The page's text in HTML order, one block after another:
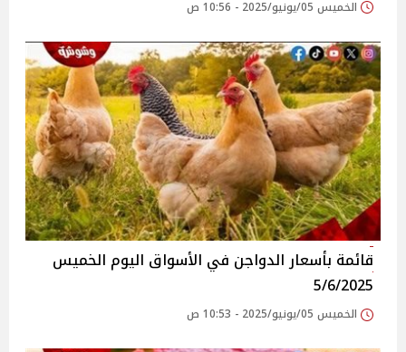
الخميس 05/يونيو/2025 - 10:56 ص
قائمة بأسعار الدواجن في الأسواق‎‎ اليوم الخميس
5/6/2025
الخميس 05/يونيو/2025 - 10:53 ص